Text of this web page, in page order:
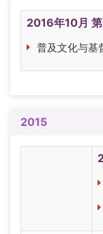
2016年10月
普及文化与基
2015